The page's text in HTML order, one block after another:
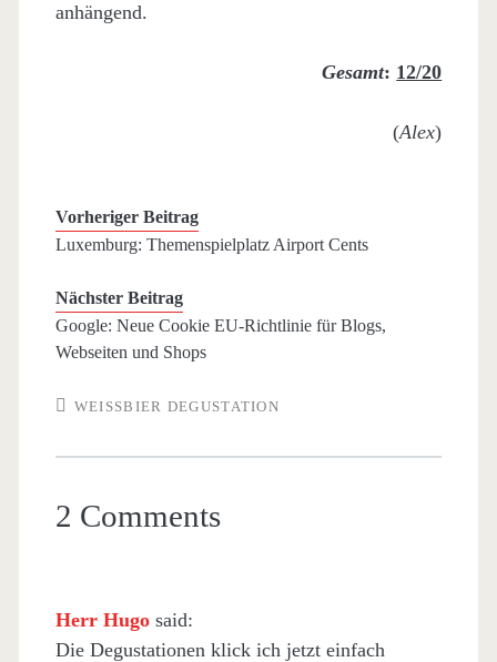
anhängend.
Gesamt: 12/20
(Alex)
Vorheriger Beitrag
Luxemburg: Themenspielplatz Airport Cents
Nächster Beitrag
Google: Neue Cookie EU-Richtlinie für Blogs,
Webseiten und Shops
WEISSBIER DEGUSTATION
2 Comments
Herr Hugo said:
Die Degustationen klick ich jetzt einfach